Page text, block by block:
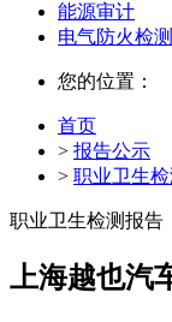
能源审计
电气防火检测
您的位置：
首页
> 报告公示
> 职业卫生
职业卫生检测报告
上海越也汽